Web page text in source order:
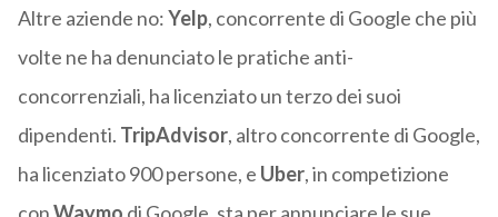
Altre aziende no:Yelp, concorrente di Google che più
volte ne ha denunciato le pratiche anti-
concorrenziali, ha licenziato un terzo dei suoi
dipendenti. TripAdvisor, altro concorrente di Google,
ha licenziato 900 persone, e Uber, in competizione